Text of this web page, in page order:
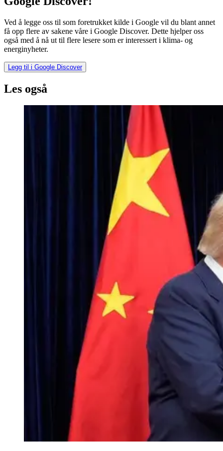
Ved å legge oss til som foretrukket kilde i Google vil du blant annet
få opp flere av sakene våre i Google Discover. Dette hjelper oss
også med å nå ut til flere lesere som er interessert i klima- og
energinyheter.
Legg til i Google Discover
Les også